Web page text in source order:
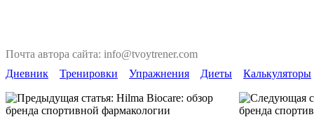
Почта автора сайта: info@tvoytrener.com
Дневник
Тренировки Упражнения Диеты Калькуляторы